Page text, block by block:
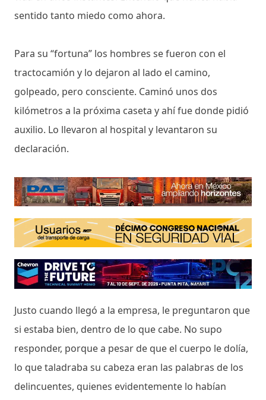
sentido tanto miedo como ahora.
Para su “fortuna” los hombres se fueron con el
tractocamión y lo dejaron al lado el camino,
golpeado, pero consciente. Caminó unos dos
kilómetros a la próxima caseta y ahí fue donde pidió
auxilio. Lo llevaron al hospital y levantaron su
declaración.
Justo cuando llegó a la empresa, le preguntaron que
si estaba bien, dentro de lo que cabe. No supo
responder, porque a pesar de que el cuerpo le dolía,
lo que taladraba su cabeza eran las palabras de los
delincuentes, quienes evidentemente lo habían